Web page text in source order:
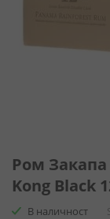
към
на
галерия
Ром Закапа
Kong Black
В наличност